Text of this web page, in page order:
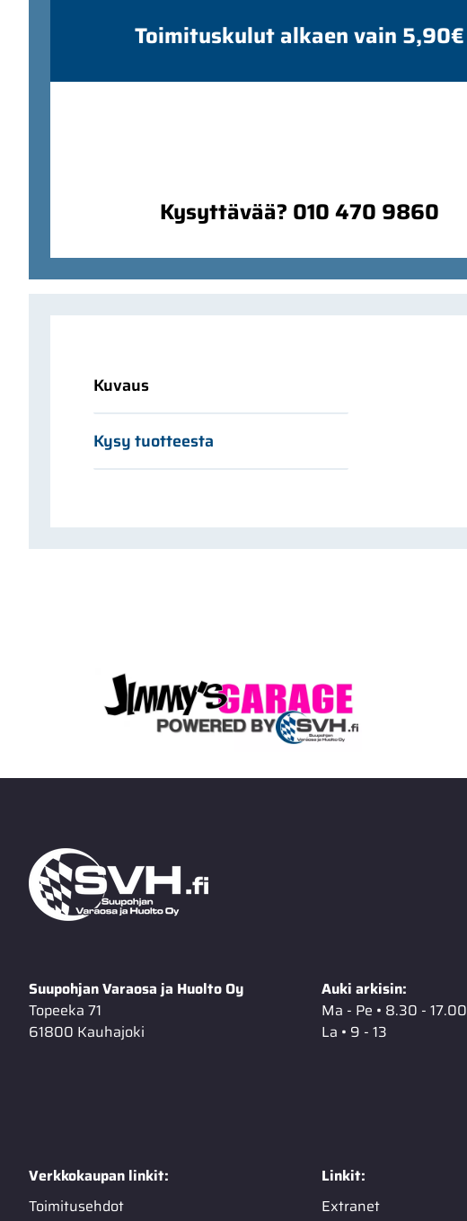
Toimituskulut alkaen vain 5,90€
Kysyttävää? 010 470 9860
Kuvaus
Kysy tuotteesta
Suupohjan Varaosa ja Huolto Oy
Topeeka 71
61800 Kauhajoki
Auki arkisin:
Ma - Pe • 8.30 - 17.00
La • 9 - 13
Verkkokaupan linkit:
Toimitusehdot
Linkit:
Extranet